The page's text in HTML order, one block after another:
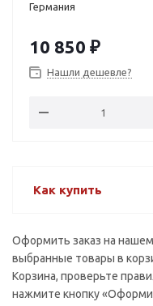
Германия
10 850 ₽
Нашли дешевле?
Как купить
Оформить заказ на
выбранные товары в
Корзина, проверьте
нажмите кнопку